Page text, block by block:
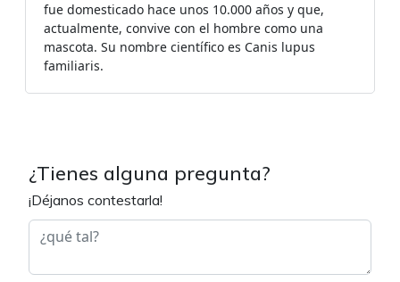
fue domesticado hace unos 10.000 años y que,
actualmente, convive con el hombre como una
mascota. Su nombre científico es Canis lupus
familiaris.
¿Tienes alguna pregunta?
¡Déjanos contestarla!